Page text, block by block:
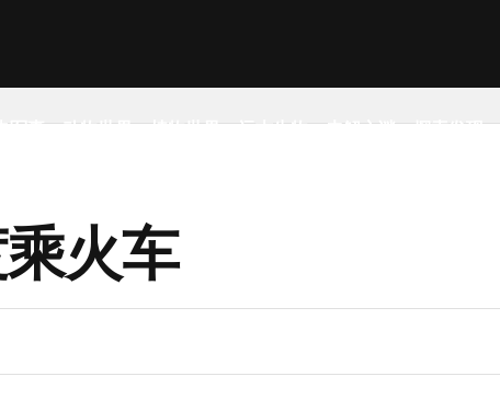
军事 动物世界 植物世界 远古生物 未解之谜 探索发现
火车